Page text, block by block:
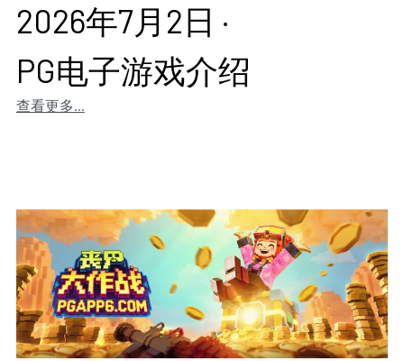
2026年7月2日 ·
PG电子游戏介绍
查看更多...